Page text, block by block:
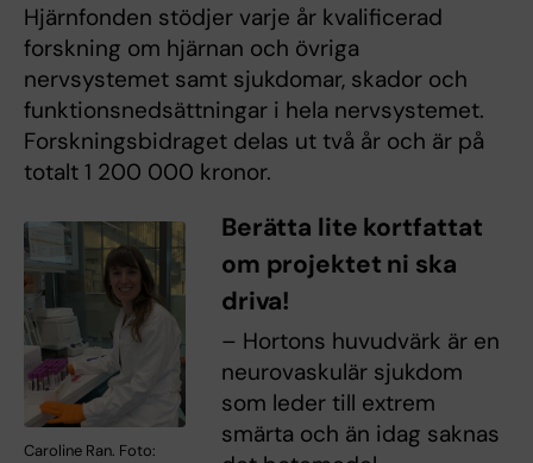
Hjärnfonden stödjer varje år kvalificerad
forskning om hjärnan och övriga
nervsystemet samt sjukdomar, skador och
funktionsnedsättningar i hela nervsystemet.
Forskningsbidraget delas ut två år och är på
totalt 1 200 000 kronor.
Caroline Ran. Foto:
Berätta lite kortfattat
om projektet ni ska
driva!
– Hortons huvudvärk är en
neurovaskulär sjukdom
som leder till extrem
smärta och än idag saknas